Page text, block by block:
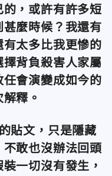
，或許有許多短
麼時候？我還有
太多比我更慘的
背負殺害人家屬
會演變成如今的
釋。
貼文，只是隱藏
敢也沒辦法回頭
一切沒有發生，